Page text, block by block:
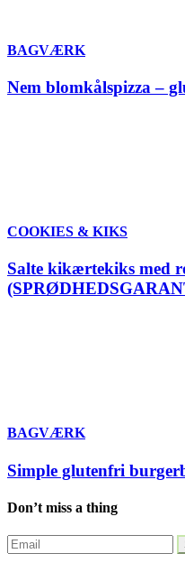
BAGVÆRK
Nem blomkålspizza –
COOKIES & KIKS
Salte kikærtekiks med
BAGVÆRK
Simple glutenfri
Don’t miss a thing